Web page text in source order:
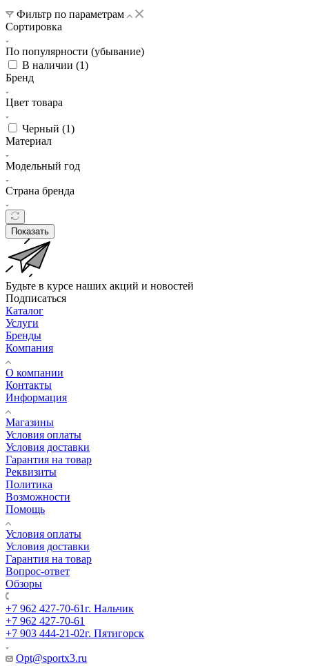
Фильтр по параметрам
Сортировка
По популярности (убывание)
В наличии (1)
Бренд
Цвет товара
Черный (1)
Материал
Модельный год
Страна бренда
Показать
Будьте в курсе наших акций и новостей
Подписаться
Каталог
Услуги
Бренды
Компания
О компании
Контакты
Информация
Магазины
Условия оплаты
Условия доставки
Гарантия на товар
Реквизиты
Политика
Возможности
Помощь
Условия оплаты
Условия доставки
Гарантия на товар
Вопрос-ответ
Обзоры
+7 962 427-70-61г. Нальчик
+7 962 427-70-61
+7 903 444-21-02г. Пятигорск
Opt@sportx3.ru